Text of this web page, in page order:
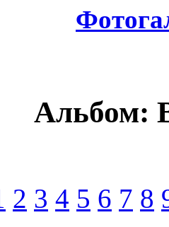
Альбом:
2 3 4 5 6 7 8